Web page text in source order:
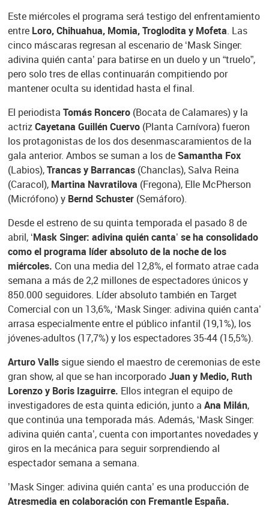
Este miércoles el programa será testigo del enfrentamiento
entre Loro, Chihuahua, Momia, Troglodita y Mofeta. Las
cinco máscaras regresan al escenario de ‘Mask Singer:
adivina quién canta’ para batirse en un duelo y un “truelo”,
pero solo tres de ellas continuarán compitiendo por
mantener oculta su identidad hasta el final.
El periodista Tomás Roncero(Bocata de Calamares) y la
actrizCayetana Guillén Cuervo(Planta Carnívora) fueron
los protagonistas de los dos desenmascaramientos de la
gala anterior. Ambos se suman a los de Samantha Fox
(Labios),Trancas y Barrancas (Chanclas), Salva Reina
(Caracol), Martina Navratilova (Fregona), Elle McPherson
(Micrófono) y Bernd Schuster (Semáforo).
Desde el estreno de su quinta temporada el pasado 8 de
abril, ‘Mask Singer: adivina quién canta’ se ha consolidado
como el programa líder absoluto de la noche de los
miércoles. Con una media del 12,8%, el formato atrae cada
semana a más de 2,2 millones de espectadores únicos y
850.000 seguidores. Líder absoluto también en Target
Comercial con un 13,6%, ‘Mask Singer: adivina quién canta’
arrasa especialmente entre el público infantil (19,1%), los
jóvenes-adultos (17,7%) y los espectadores 35-44 (15,5%).
Arturo Valls sigue siendo el maestro de ceremonias de este
gran show, al que se han incorporadoJuan y Medio, Ruth
Lorenzo y Boris Izaguirre. Ellos integran el equipo de
investigadores de esta quinta edición, junto a Ana Milán,
que continúa una temporada más. Además, ‘Mask Singer:
adivina quién canta’, cuenta con importantes novedades y
giros en la mecánica para seguir sorprendiendo al
espectador semana a semana.
’Mask Singer: adivina quién canta’ es una producción de
Atresmedia en colaboración con Fremantle España.